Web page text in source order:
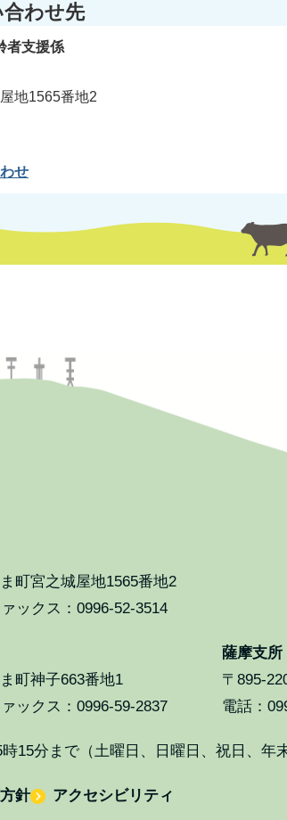
わせ先
者支援係
地1565番地2
せ
町宮之城屋地1565番地2
ックス：0996-52-3514
町神子663番地1
ックス：0996-59-2837
薩摩支所
〒895-
電話：
15分まで（土曜日、日曜日、祝日、年
針 アクセシビリティ